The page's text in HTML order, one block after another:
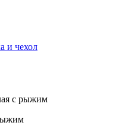
и чехол
с рыжим